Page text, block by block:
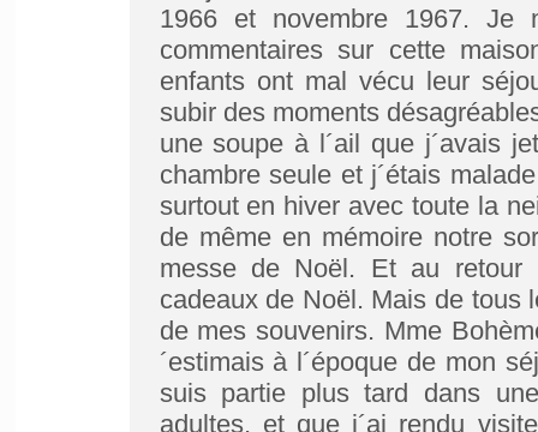
1966 et novembre 1967.
commentaires sur cette
enfants ont mal vécu leur
subir des moments
une soupe à l´ail que j´avais
chambre seule et j´étais
surtout en hiver avec toute la
de même en mémoire notre
messe de Noël. Et au retour
cadeaux de Noël. Mais de tous
de mes souvenirs. Mme
´estimais à l´époque de mon
suis partie plus tard dans
adultes, et que j´ai rendu